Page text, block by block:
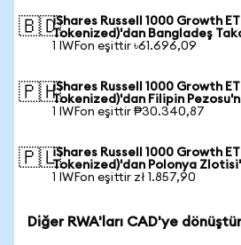
🇧🇩iShares Russell 1000 Growth
Tokenized)'dan Bangladeş
1 IWFon eşittir ৳61.696,09
🇵🇭iShares Russell 1000 Growth
Tokenized)'dan Filipin
1 IWFon eşittir ₱30.340,87
🇵🇱iShares Russell 1000 Growth
Tokenized)'dan Polonya
1 IWFon eşittir zł 1.857,90
Diğer RWA'ları CAD'ye dönüştür